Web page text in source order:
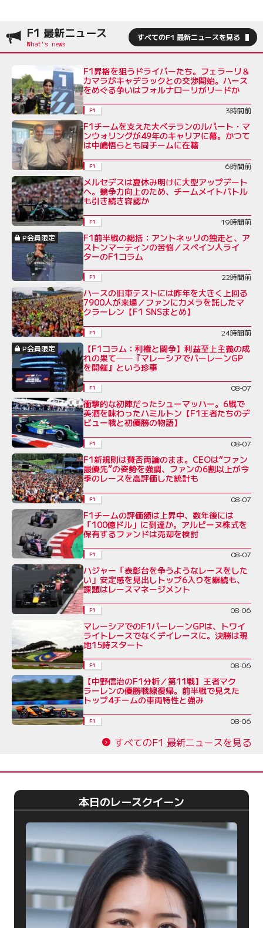
F1 最新ニュース すべてのF1 最新ニュースを見る
F1昇格を狙うドライバーたち。フェラーリ＆
カマラがキャデラックとの交渉開始。ハース
をめぐる争いはフォルナローリがリードか
F1 3時間前
F1チームを支えた大ベテランのルパート・マ
ンウォリングが49年のキャリアに幕。かつて
は中嶋悟らとも同チームに在籍
F1 6時間前
メルセデスは夏休み明けに大型アップデート
へ。競争力向上のため、チームメイトバトル
も引き続き容認か
F1
19時間前
P会員限定
F1前半戦の総括：アントネッリの独走と、ア
ストンマーティンの苦悩／スペイン人ライ
ターのF1コラム
F1 22時間前
ハースの旧車テストには昨年を大きく上回る
7900人が来場／ファンにカメラを託したマ
クラーレン【F1 SNSまとめ】
F1
24時間前
P会員限定
【F1コラム：利権と闘争】利益至上主義の成
れの果て──『マレーシアでバーレーンGP
を開催』という珍事
F1 08-07
衝撃的な初陣だったシューマッハー。6戦で
美酒を味わったハミルトン【F1王者たちのデ
ビュー戦と初優勝の物語】
F1 08-07
F1新規則は賛否両論のまま。CEOは“ファン
最優先”の姿勢を強調、ファンの6割以上が今
季のレースを高評価した統計も
F1 08-07
F1チームの評価額は上昇中、数年後には
「100億ドル」に到達か。アルピーヌ株式を
保有するファンドは売却を検討
F1 08-07
ハジャー「表彰台を争うようなレースをした
い」安定感を見出しトップ6入りを継続も、
課題はレースマネージメント
F1 08-06
マレーシアでのF1バーレーンGPは、トワイ
ライトレースでなくデイレースに。決勝は現
地15時スタート
F1 08-06
【中野信治のF1分析／第11戦】王者マク
ラーレンの優勝戦線復帰。前半戦で見えた
トップ4チームの車両特性と強み
F1 08-06
すべてのF1 最新ニュースを見る
本日のレースクイーン